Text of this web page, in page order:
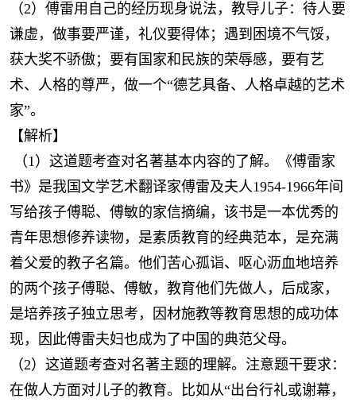
（2）傅雷用自己的经历现身说法，教导儿子：待人要
谦虚，做事要严谨，礼仪要得体；遇到困境不气馁，
获大奖不骄傲；要有国家和民族的荣辱感，要有艺
术、人格的尊严，做一个“德艺具备、人格卓越的艺术
家”。
【解析】
（1）这道题考查对名著基本内容的了解。《傅雷家
书》是我国文学艺术翻译家傅雷及夫人1954-1966年间
写给孩子傅聪、傅敏的家信摘编，该书是一本优秀的
青年思想修养读物，是素质教育的经典范本，是充满
着父爱的教子名篇。他们苦心孤诣、呕心沥血地培养
的两个孩子傅聪、傅敏，教育他们先做人，后成家，
是培养孩子独立思考，因材施教等教育思想的成功体
现，因此傅雷夫妇也成为了中国的典范父母。
（2）这道题考查对名著主题的理解。注意题干要求：
在做人方面对儿子的教育。比如从“出台行礼或谢幕，